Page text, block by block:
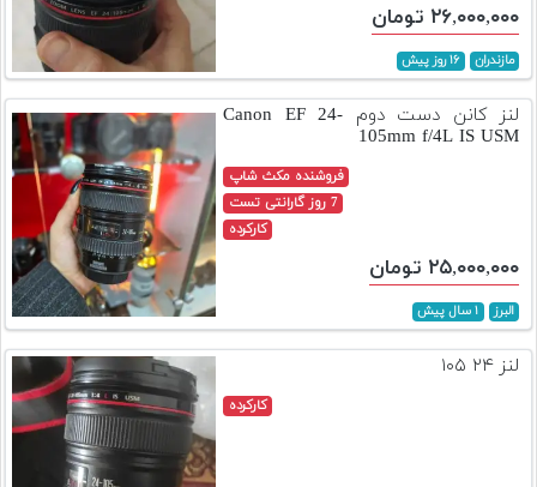
دست
دوم
لیست
قیمت
دوربین
۲۶,۰۰۰,۰۰۰ تومان
مازندران ۱۶ روز پیش
لنز کانن دست دوم Canon EF 24-
105mm f/4L IS USM
فروشنده مکث شاپ
7 روز گارانتی تست
کارکرده
۲۵,۰۰۰,۰۰۰ تومان
البرز ۱ سال پیش
لنز ۲۴ ۱۰۵
کارکرده